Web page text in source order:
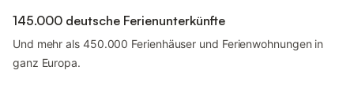
145.000 deutsche Ferienunterkünfte
Und mehr als 450.000 Ferienhäuser und Ferienwohnungen in
ganz Europa.